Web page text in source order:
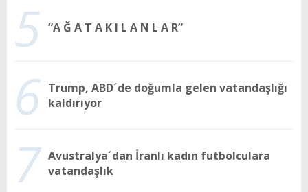
5 “A Ğ A T A K I L A N L A R”
6 Trump, ABD´de doğumla gelen vatandaşlığı
kaldırıyor
7 Avustralya´dan İranlı kadın futbolculara
vatandaşlık